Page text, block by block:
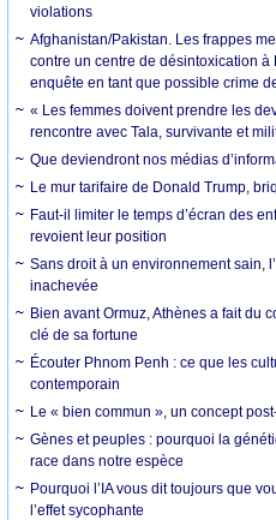
violations
Afghanistan/Pakistan. Les frappes
contre un centre de désintoxication à
enquête en tant que possible crime
« Les femmes doivent prendre les
rencontre avec Tala, survivante et
Que deviendront nos médias
Le mur tarifaire de Donald Trump,
Faut-il limiter le temps d’écran des
revoient leur position
Sans droit à un environnement sain,
inachevée
Bien avant Ormuz, Athènes a fait du
clé de sa fortune
Écouter Phnom Penh : ce que les
contemporain
Le « bien commun », un concept
Gènes et peuples : pourquoi la
race dans notre espèce
Pourquoi l’IA vous dit toujours que
l’effet sycophante